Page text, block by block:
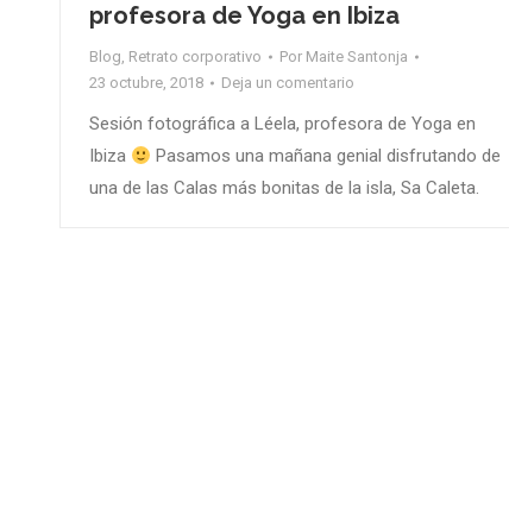
profesora de Yoga en Ibiza
Blog, Retrato corporativo Por Maite Santonja
23 octubre, 2018
Deja un comentario
Sesión fotográfica a Léela, profesora de Yoga en
Ibiza
Pasamos una mañana genial disfrutando de
una de las Calas más bonitas de la isla, Sa Caleta.